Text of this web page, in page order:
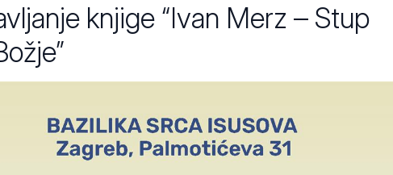
knjige “Ivan Merz – Stup